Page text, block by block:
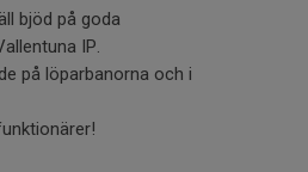
bjöd på goda
IP.
på löparbanorna och i